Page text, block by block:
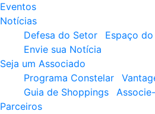
Eventos
Notícias
Defesa do Setor
Espaço
Envie sua Notícia
Seja um Associado
Programa Constelar
Guia de Shoppings
Parceiros